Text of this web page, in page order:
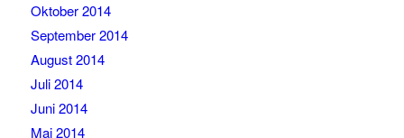
Oktober 2014
September 2014
August 2014
Juli 2014
Juni 2014
Mai 2014